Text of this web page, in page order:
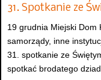
31. Spotkanie ze
19 grudnia Miejski Dom
samorządy, inne
31. spotkanie ze
spotkać brodatego